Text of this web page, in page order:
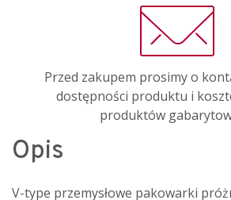
Przed zakupem prosimy o
dostępności produktu i
produktów
Opis
V-type przemysłowe pakowarki